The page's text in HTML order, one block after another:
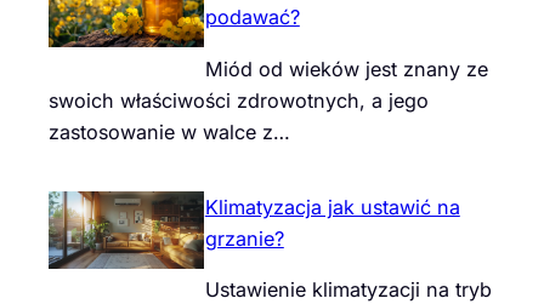
podawać?
Miód od wieków jest znany ze
swoich właściwości zdrowotnych, a jego
zastosowanie w walce z…
Klimatyzacja jak ustawić na
grzanie?
Ustawienie klimatyzacji na tryb